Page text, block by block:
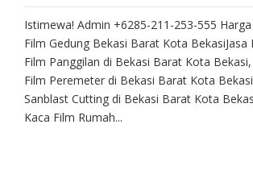
Istimewa! Admin +6285-211-253-555 Harga
Film Gedung Bekasi Barat Kota BekasiJasa
Film Panggilan di Bekasi Barat Kota
Film Peremeter di Bekasi Barat Kota
Sanblast Cutting di Bekasi Barat Kota
Kaca Film Rumah...